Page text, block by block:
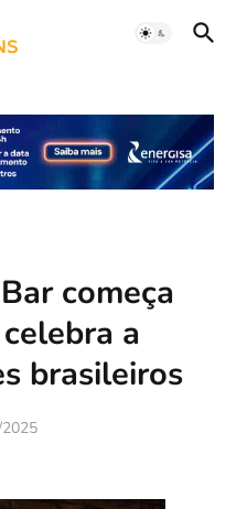
começa
a
brasileiros